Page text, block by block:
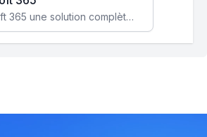
Microsoft 365 une solution complète qui booste votre productivité, renforce la sécurité de vos données et facilite la collaboration.